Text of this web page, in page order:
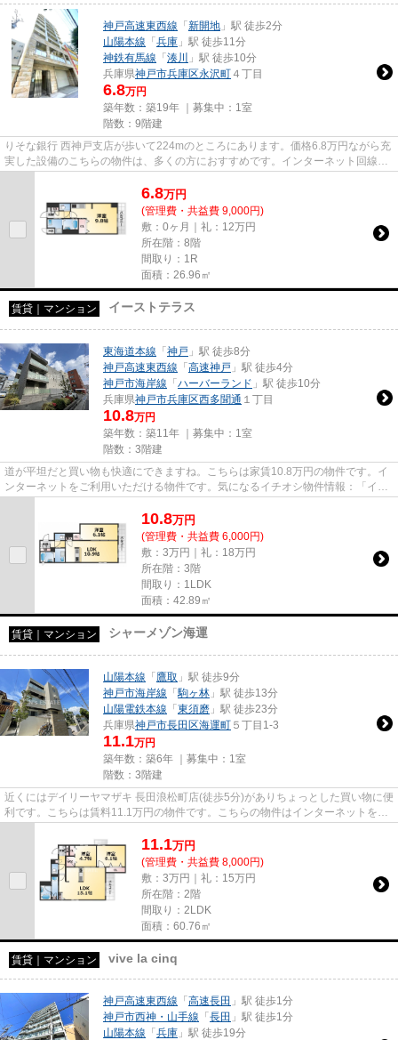
神戸高速東西線 「 新開地 」駅 徒歩2分
山陽本線 「 兵庫 」駅 徒歩11分
神鉄有馬線 「 湊川
」駅 徒歩10分
兵庫県神戸市兵庫区永沢町 ４丁目
6.8万円
築年数：築19年 ｜募集中： 1室
階数：9階建
りそな銀行 西神戸支店が歩いて224mのところにあります。価格6.8万円ながら充
実した設備のこちらの物件は、多くの方におすすめです。インターネット回線が
6.8万円
(管理費・共益費 9,000円)
敷：0ヶ月｜礼：12万円
所在階：8階
間取り：1R
面積：26.96㎡
賃貸｜マンション イーストテラス
東海道本線 「 神戸 」駅 徒歩8分
神戸高速東西線 「 高速神戸 」駅 徒歩4分
神戸市海岸線 「 ハーバーランド 」駅 徒歩10分
兵庫県神戸市兵庫区西多聞通 １丁目
10.8万円
築年数：築11年 ｜募集中： 1室
階数：3階建
道が平坦だと買い物も快適にできますね。こちらは家賃10.8万円の物件です。イ
ンターネットをご利用いただける物件です。気になるイチオシ物件情報：「イー
10.8万円
(管理費・共益費 6,000円)
敷：3万円｜礼：18万円
所在階：3階
間取り：1LDK
面積：42.89㎡
賃貸｜マンション シャーメゾン海運
山陽本線 「 鷹取 」駅 徒歩9分
神戸市海岸線 「駒ヶ林 」駅 徒歩13分
山陽電鉄本線 「 東須磨 」駅 徒歩23分
兵庫県神戸市長田区海運町 ５丁目1-3
11.1万円
築年数：築6年 ｜募集中： 1室
階数：3階建
近くにはデイリーヤマザキ 長田浪松町店(徒歩5分)がありちょっとした買い物に便
利です。こちらは賃料11.1万円の物件です。こちらの物件はインターネットをご
11.1万円
(管理費・共益費 8,000円)
敷：3万円｜礼：15万円
所在階：2階
間取り：2LDK
面積：60.76㎡
賃貸｜マンション vive la cinq
神戸高速東西線 「 高速長田 」駅 徒歩1分
神戸市西神・山手線 「 長田 」駅 徒歩1分
山陽本線 「 兵庫 」駅 徒歩19分